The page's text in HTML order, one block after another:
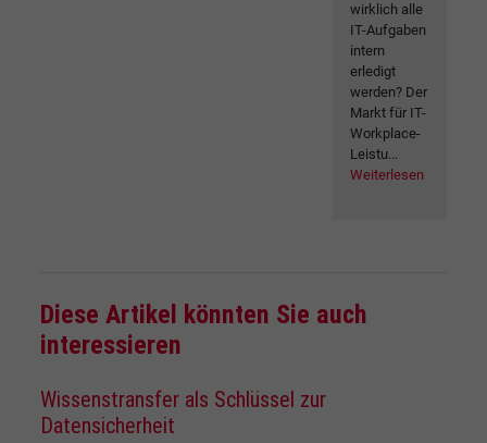
wirklich alle
IT-Aufgaben
intern
erledigt
werden? Der
Markt für IT-
Workplace-
Leistu...
Weiterlesen
Diese Artikel könnten Sie auch
interessieren
Wissenstransfer als Schlüssel zur
Datensicherheit